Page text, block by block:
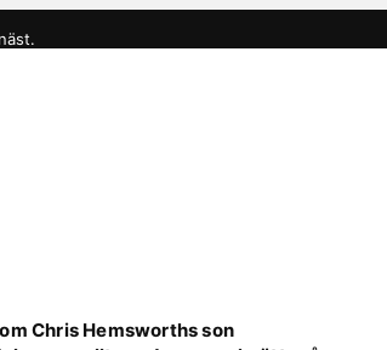
Chris Hemsworths son